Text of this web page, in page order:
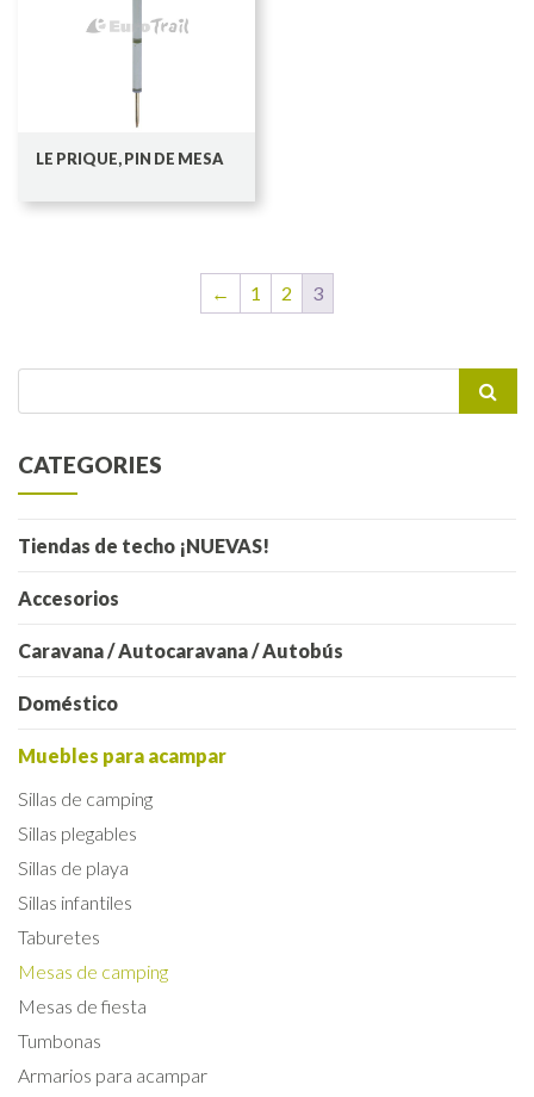
LE PRIQUE, PIN DE MESA
← 1 2 3
por:
CATEGORIES
Tiendas de techo ¡NUEVAS!
Accesorios
Caravana / Autocaravana / Autobús
Doméstico
Muebles para acampar
Sillas de camping
Sillas plegables
Sillas de playa
Sillas infantiles
Taburetes
Mesas de camping
Mesas de fiesta
Tumbonas
Armarios para acampar